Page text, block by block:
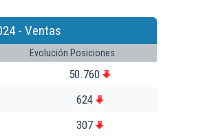
- Ventas
Evolución Posiciones
50.760
624
307